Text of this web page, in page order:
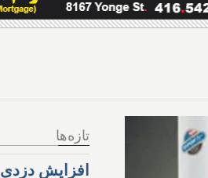
تازه‌ها
افزایش دزدی